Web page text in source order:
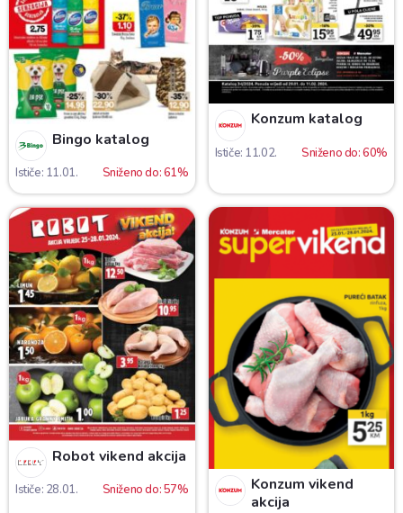
Bingo katalog
Ističe: 11.01. Sniženo do: 61%
Konzum katalog
Ističe: 11.02. Sniženo do: 60%
Robot vikend akcija
Ističe: 28.01. Sniženo do: 57%
Konzum vikend
akcija